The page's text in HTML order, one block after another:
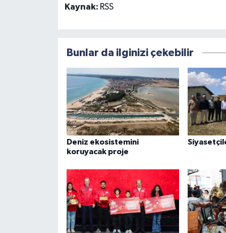
Kaynak: RSS
Bunlar da ilginizi çekebilir
Deniz ekosistemini
koruyacak proje